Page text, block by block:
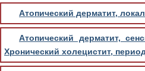
Атопический дерматит,
Атопический дерматит,
Хронический холецистит,